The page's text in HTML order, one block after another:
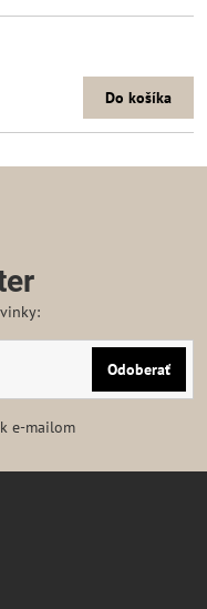
Do košíka
Odoberať
e-mailom